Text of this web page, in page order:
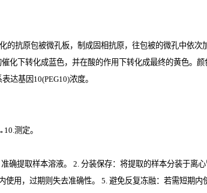
的抗原包被微孔板，制成固相抗原，往包被的微孔中依次
催化下转化成蓝色，并在酸的作用下转化成最终的黄色。
达基因10(PEG10)浓度。
测定。
确提取样本溶液。 2. 分装保存：将提取的样本分装于离
用，过期则失去准确性。 5. 避免反复冻融：若需短期